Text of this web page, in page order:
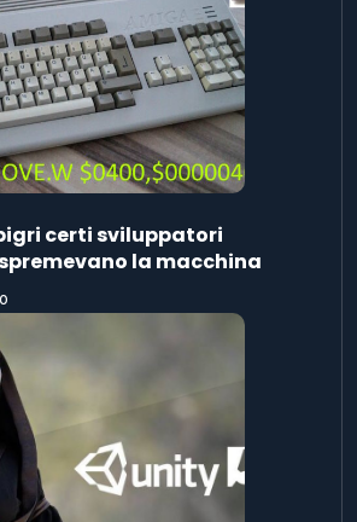
certi sviluppatori
la macchina